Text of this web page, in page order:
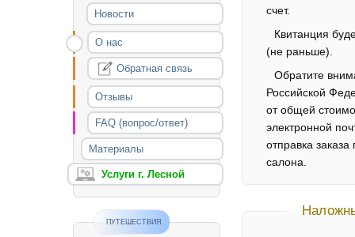
Новости
О нас
Обратная связь
Отзывы
FAQ (вопрос/ответ)
Материалы
Услуги г. Лесной
ПУТЕШЕСТВИЯ
счет.
Квитанция
(не раньше).
Обратите
Российской
от общей
электронной
отправка
салона.